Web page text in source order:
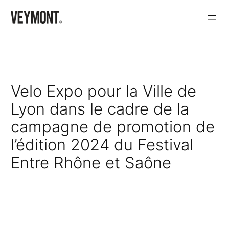
Aller
au
Velo Expo pour la Ville de
Lyon dans le cadre de la
campagne de promotion de
l’édition 2024 du Festival
Entre Rhône et Saône